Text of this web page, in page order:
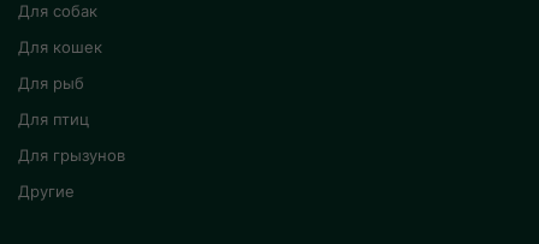
Для собак
Для кошек
Для рыб
Для птиц
Для грызунов
Другие